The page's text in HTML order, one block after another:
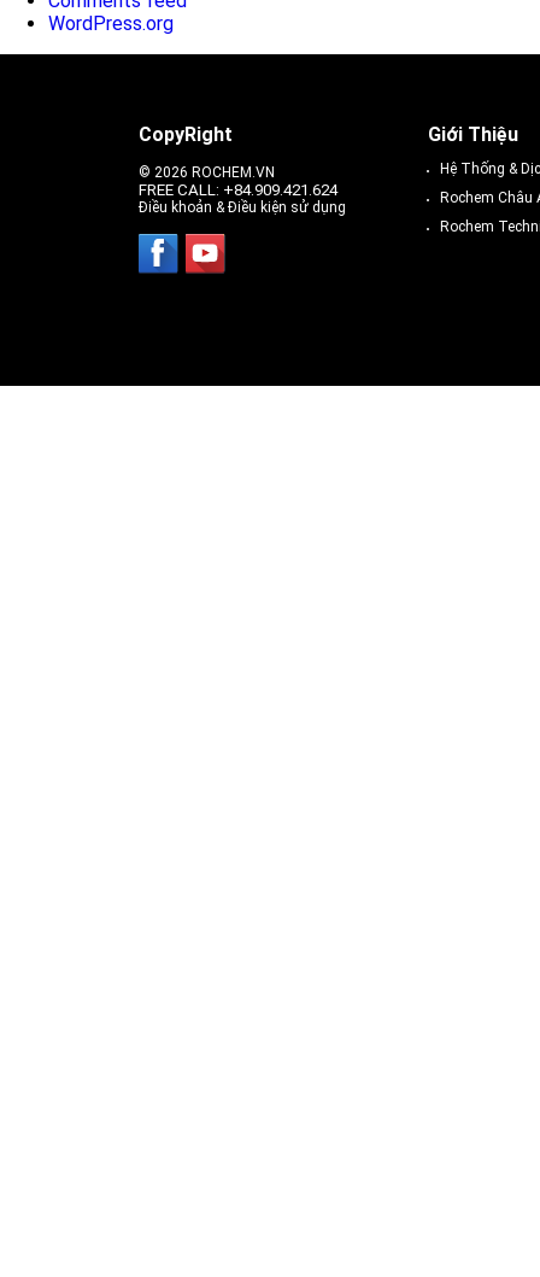
WordPress.org
CopyRight
© 2026 ROCHEM.VN
FREE CALL: +84.909.421.624
Điều khoản & Điều kiện sử dụng
Giới Thiệu
Hệ Thống &
Rochem Châu
Rochem